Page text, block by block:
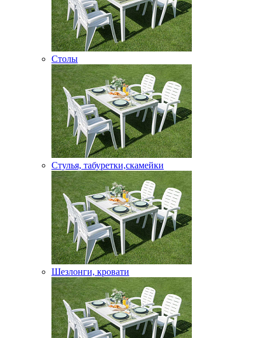
Столы
Стулья, табуретки,скамейки
Шезлонги, кровати